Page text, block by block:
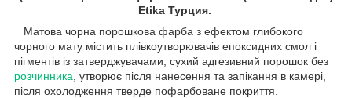
Etika Турция.
Матова чорна порошкова фарба з ефектом глибокого
чорного мату містить плівкоутворювачів епоксидних смол і
пігментів із затверджувачами, сухий адгезивний порошок без
розчинника , утворює після нанесення та запікання в камері,
після охолодження тверде пофарбоване покриття.